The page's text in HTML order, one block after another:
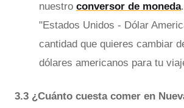
nuestro conversor de moneda
"Estados Unidos - Dólar
cantidad que quieres cambiar
dólares americanos para tu
3.3 ¿Cuánto cuesta comer en